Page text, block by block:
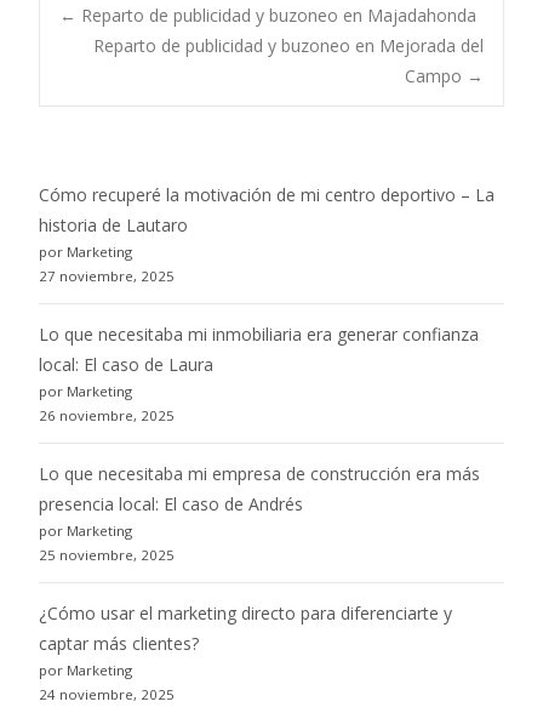
Post
navigation
← Reparto de publicidad y buzoneo en Majadahonda
Reparto de publicidad y buzoneo en Mejorada del
Campo →
Cómo recuperé la motivación de mi centro deportivo – La
historia de Lautaro
por Marketing
27 noviembre, 2025
Lo que necesitaba mi inmobiliaria era generar confianza
local: El caso de Laura
por Marketing
26 noviembre, 2025
Lo que necesitaba mi empresa de construcción era más
presencia local: El caso de Andrés
por Marketing
25 noviembre, 2025
¿Cómo usar el marketing directo para diferenciarte y
captar más clientes?
por Marketing
24 noviembre, 2025